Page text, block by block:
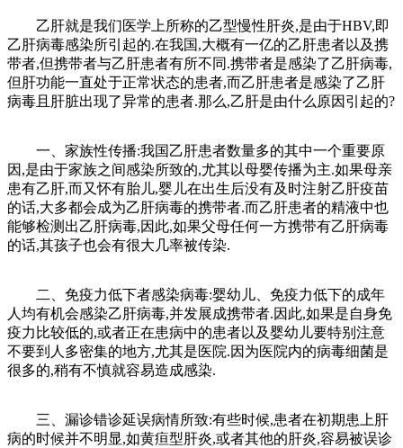
乙肝就是我们医学上所称的乙型慢性肝炎,是由于HBV,即
乙肝病毒感染所引起的.在我国,大概有一亿的乙肝患者以及携
带者,但携带者与乙肝患者有所不同.携带者是感染了乙肝病毒,
但肝功能一直处于正常状态的患者,而乙肝患者是感染了乙肝
病毒且肝脏出现了异常的患者.那么,乙肝是由什么原因引起的?
一、家族性传播:我国乙肝患者数量多的其中一个重要原
因,是由于家族之间感染所致的,尤其以母婴传播为主.如果母亲
患有乙肝,而又怀有胎儿,婴儿在出生后没有及时注射乙肝疫苗
的话,大多都会成为乙肝病毒的携带者.而乙肝患者的精液中也
能够检测出乙肝病毒,因此,如果父母任何一方携带有乙肝病毒
的话,其孩子也会有很大几率被传染.
二、免疫力低下者感染病毒:婴幼儿、免疫力低下的成年
人均有机会感染乙肝病毒,并发展成携带者.因此,如果是自身免
疫力比较低的,或者正在患病中的患者以及婴幼儿要特别注意
不要到人多密集的地方,尤其是医院.因为医院内的病毒细菌是
很多的,稍有不慎就容易造成感染.
三、漏诊错诊延误病情所致:有些时候,患者在初期患上肝
病的时候并不明显,如黄疸型肝炎,或者其他的肝炎,容易被误诊